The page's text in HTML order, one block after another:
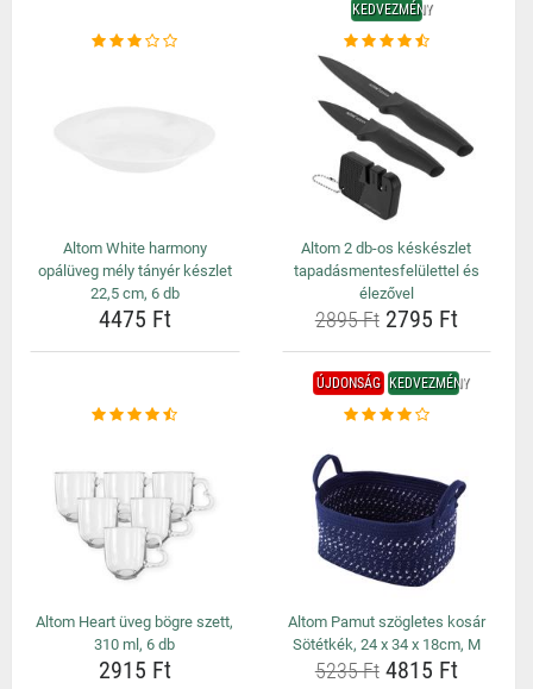
Altom White harmony
opálüveg mély tányér készlet
22,5 cm, 6 db
4475 Ft
KEDVEZMÉNY
Altom 2 db-os késkészlet
tapadásmentesfelülettel és
élezővel
2895 Ft2795 Ft
Altom Heart üveg bögre szett,
310 ml, 6 db
2915 Ft
ÚJDONSÁG KEDVEZMÉNY
Altom Pamut szögletes kosár
Sötétkék, 24 x 34 x 18cm, M
5235 Ft4815 Ft